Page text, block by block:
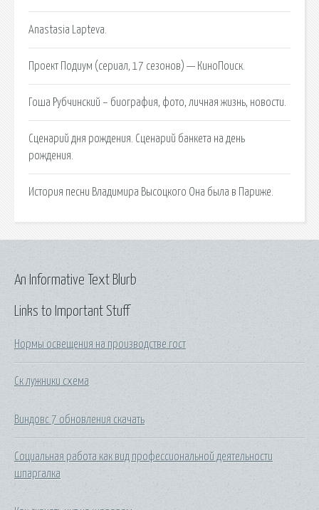
Anastasia Lapteva.
Проект Подиум (сериал, 17 сезонов) — КиноПоиск.
Гоша Рубчинский – биография, фото, личная жизнь, новости.
Сценарий дня рождения. Сценарий банкета на день
рождения.
История песни Владимира Высоцкого Она была в Париже.
Links to Important Stuff
Нормы освещения на производстве гост
Ск лужники схема
Виндовс 7 обновления скачать
Социальная работа как вид профессиональной деятельности
шпаргалка
An Informative Text Blurb